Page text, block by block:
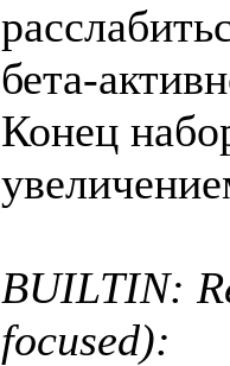
бета-
Конец
BUILTIN:
focused):